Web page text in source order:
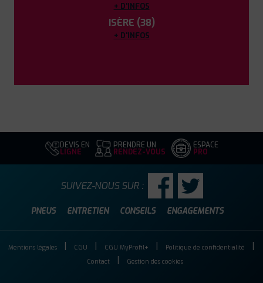
+ D'INFOS
ISÈRE (38)
+ D'INFOS
DEVIS EN
LIGNE
PRENDRE UN
RENDEZ-VOUS
ESPACE
PRO
PNEUS ENTRETIEN CONSEILS ENGAGEMENTS
SUIVEZ-NOUS SUR :
Mentions légales CGU CGU MyProfil+
Politique de confidentialité
Contact
Gestion des cookies